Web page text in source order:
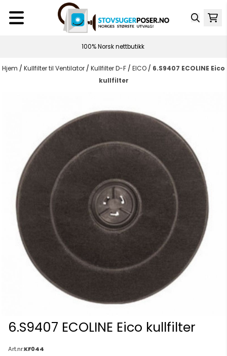
Hopp til innhold
100% Norsk nettbutikk
Hjem / Kullfilter til Ventilator / Kullfilter D-F / EICO / 6.S9407 ECOLINE Eico
kullfilter
6.S9407 ECOLINE Eico kullfilter
Art.nr:KF044